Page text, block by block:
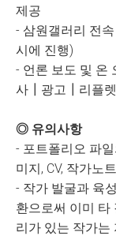
제공
- 삼원갤러리 전
시에 진행)
- 언론 보도 및 온
사┃광고┃리플
◎ 유의사항
- 포트폴리오 파
미지, CV, 작가노
- 작가 발굴과 육
환으로써 이미 타
리가 있는 작가는